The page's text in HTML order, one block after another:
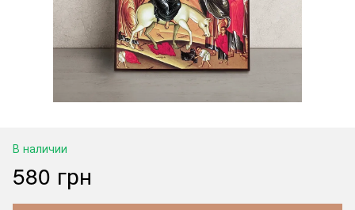
В наличии
580 грн